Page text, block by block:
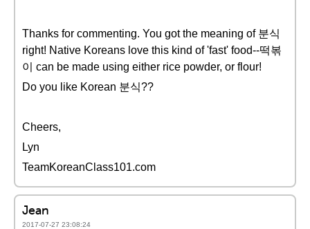
Thanks for commenting. You got the meaning of 분식
right! Native Koreans love this kind of 'fast' food--떡볶
이 can be made using either rice powder, or flour!
Do you like Korean 분식??
Cheers,
Lyn
TeamKoreanClass101.com
Jean
2017-07-27 23:08:24